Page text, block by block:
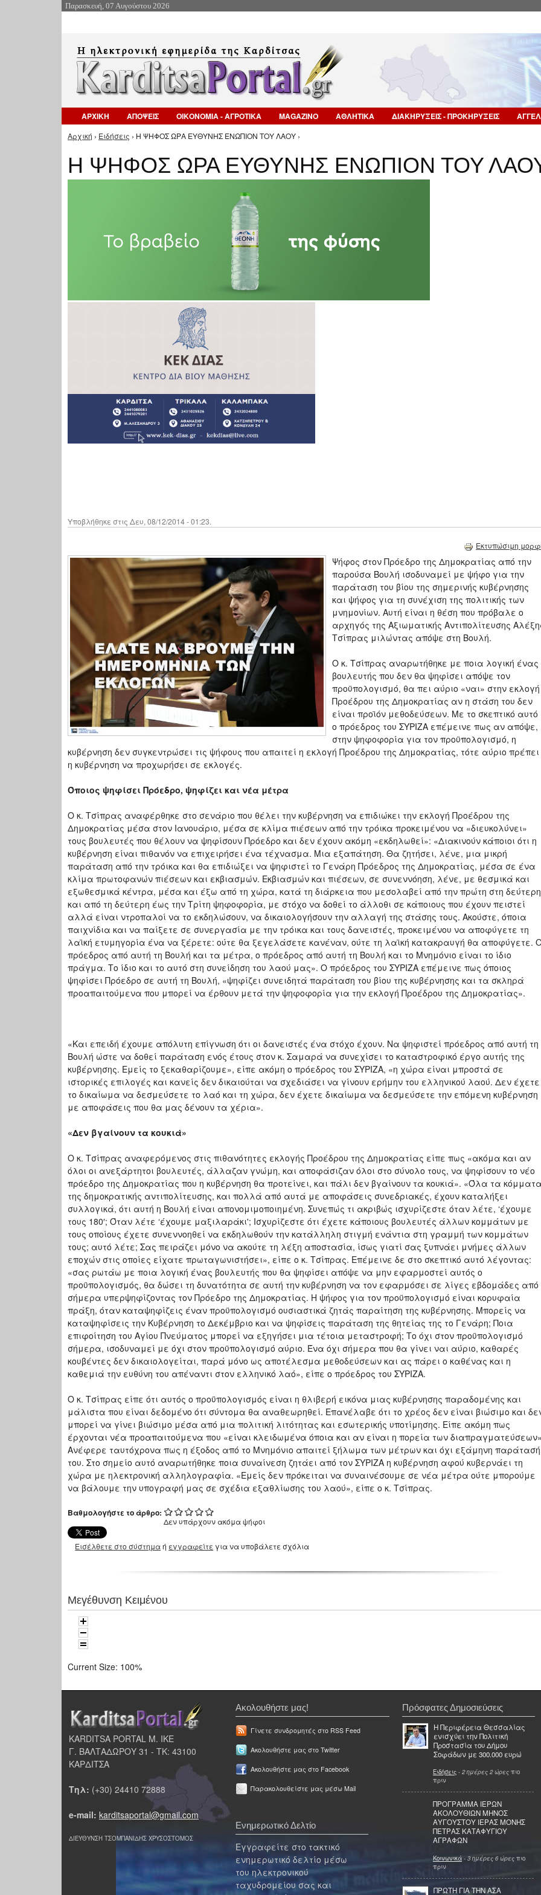
Παρασκευή, 07 Αυγούστου 2026
ΑΡΧΙΚΗ ΑΠΟΨΕΙΣ ΟΙΚΟΝΟΜΙΑ - ΑΓΡΟΤΙΚΑ MAGAZINO ΑΘΛΗΤΙΚΑ ΔΙΑΚΗΡΥΞΕΙΣ - ΠΡΟΚΗΡΥΞΕΙΣ
Είστε εδώ
Αρχική › Ειδήσεις › Η ΨΗΦΟΣ ΩΡΑ ΕΥΘΥΝΗΣ ΕΝΩΠΙΟΝ ΤΟΥ ΛΑΟΥ ›
Η ΨΗΦΟΣ ΩΡΑ ΕΥΘΥΝΗΣ ΕΝΩΠΙΟΝ ΤΟΥ
Υποβλήθηκε στις Δευ, 08/12/2014 - 01:23.
Εκτυπώσιμη
Ψήφος στον Πρόεδρο της Δημοκρατίας από την
παρούσα Βουλή ισοδυναμεί με ψήφο για την
παράταση του βίου της σημερινής κυβέρνησης
και ψήφος για τη συνέχιση της πολιτικής των
μνημονίων. Αυτή είναι η θέση που πρόβαλε ο
αρχηγός της Αξιωματικής Αντιπολίτευσης
Τσίπρας μιλώντας απόψε στη Βουλή.
Ο κ. Τσίπρας αναρωτήθηκε με ποια λογική ένας
βουλευτής που δεν θα ψηφίσει απόψε τον
προϋπολογισμό, θα πει αύριο «ναι» στην εκλογή
Προέδρου της Δημοκρατίας αν η στάση του δεν
είναι προϊόν μεθοδεύσεων. Με το σκεπτικό αυτό
ο πρόεδρος του ΣΥΡΙΖΑ επέμεινε πως αν απόψε,
στην ψηφοφορία για τον προϋπολογισμό, η
κυβέρνηση δεν συγκεντρώσει τις ψήφους που απαιτεί η εκλογή Προέδρου της Δημοκρατίας, τότε αύριο πρέπει
η κυβέρνηση να προχωρήσει σε εκλογές.
Όποιος ψηφίσει Πρόεδρο, ψηφίζει και νέα μέτρα
Ο κ. Τσίπρας αναφέρθηκε στο σενάριο που θέλει την κυβέρνηση να επιδιώκει την εκλογή Προέδρου της
Δημοκρατίας μέσα στον Ιανουάριο, μέσα σε κλίμα πιέσεων από την τρόικα προκειμένου να «διευκολύνει»
τους βουλευτές που θέλουν να ψηφίσουν Πρόεδρο και δεν έχουν ακόμη «εκδηλωθεί»: «Διακινούν κάποιοι ότι η
κυβέρνηση είναι πιθανόν να επιχειρήσει ένα τέχνασμα. Μια εξαπάτηση. Θα ζητήσει, λένε, μια μικρή
παράταση από την τρόικα και θα επιδιώξει να ψηφιστεί το Γενάρη Πρόεδρος της Δημοκρατίας, μέσα σε ένα
κλίμα πρωτοφανών πιέσεων και εκβιασμών. Εκβιασμών και πιέσεων, σε συνεννόηση, λένε, με θεσμικά και
εξωθεσμικά κέντρα, μέσα και έξω από τη χώρα, κατά τη διάρκεια που μεσολαβεί από την πρώτη στη δεύτερη
και από τη δεύτερη έως την Τρίτη ψηφοφορία, με στόχο να δοθεί το άλλοθι σε κάποιους που έχουν πειστεί
αλλά είναι ντροπαλοί να το εκδηλώσουν, να δικαιολογήσουν την αλλαγή της στάσης τους. Ακούστε, όποια
παιχνίδια και να παίξετε σε συνεργασία με την τρόικα και τους δανειστές, προκειμένου να αποφύγετε τη
λαϊκή ετυμηγορία ένα να ξέρετε: ούτε θα ξεγελάσετε κανέναν, ούτε τη λαϊκή κατακραυγή θα αποφύγετε.
πρόεδρος από αυτή τη Βουλή και τα μέτρα, ο πρόεδρος από αυτή τη Βουλή και το Μνημόνιο είναι το ίδιο
πράγμα. Το ίδιο και το αυτό στη συνείδηση του λαού μας». Ο πρόεδρος του ΣΥΡΙΖΑ επέμεινε πως όποιος
ψηφίσει Πρόεδρο σε αυτή τη Βουλή, «ψηφίζει συνειδητά παράταση του βίου της κυβέρνησης και τα σκληρά
προαπαιτούμενα που μπορεί να έρθουν μετά την ψηφοφορία για την εκλογή Προέδρου της Δημοκρατίας».
«Και επειδή έχουμε απόλυτη επίγνωση ότι οι δανειστές ένα στόχο έχουν. Να ψηφιστεί πρόεδρος από αυτή τη
Βουλή ώστε να δοθεί παράταση ενός έτους στον κ. Σαμαρά να συνεχίσει το καταστροφικό έργο αυτής της
κυβέρνησης. Εμείς το ξεκαθαρίζουμε», είπε ακόμη ο πρόεδρος του ΣΥΡΙΖΑ, «η χώρα είναι μπροστά σε
ιστορικές επιλογές και κανείς δεν δικαιούται να σχεδιάσει να γίνουν ερήμην του ελληνικού λαού. Δεν έχετε
το δικαίωμα να δεσμεύσετε το λαό και τη χώρα, δεν έχετε δικαίωμα να δεσμεύσετε την επόμενη κυβέρνηση
με αποφάσεις που θα μας δένουν τα χέρια».
«Δεν βγαίνουν τα κουκιά»
Ο κ. Τσίπρας αναφερόμενος στις πιθανότητες εκλογής Προέδρου της Δημοκρατίας είπε πως «ακόμα και αν
όλοι οι ανεξάρτητοι βουλευτές, άλλαζαν γνώμη, και αποφάσιζαν όλοι στο σύνολο τους, να ψηφίσουν το νέο
πρόεδρο της Δημοκρατίας που η κυβέρνηση θα προτείνει, και πάλι δεν βγαίνουν τα κουκιά». «Όλα τα
της δημοκρατικής αντιπολίτευσης, και πολλά από αυτά με αποφάσεις συνεδριακές, έχουν καταλήξει
συλλογικά, ότι αυτή η Βουλή είναι απονομιμοποιημένη. Συνεπώς τι ακριβώς ισχυρίζεστε όταν λέτε, ‘έχουμε
τους 180′; Όταν λέτε ‘έχουμε μαξιλαράκι'; Ισχυρίζεστε ότι έχετε κάποιους βουλευτές άλλων κομμάτων με
τους οποίους έχετε συνεννοηθεί να εκδηλωθούν την κατάλληλη στιγμή ενάντια στη γραμμή των κομμάτων
τους; αυτό λέτε; Σας πειράζει μόνο να ακούτε τη λέξη αποστασία, ίσως γιατί σας ξυπνάει μνήμες άλλων
εποχών στις οποίες είχατε πρωταγωνιστήσει», είπε ο κ. Τσίπρας. Επέμεινε δε στο σκεπτικό αυτό λέγοντας:
«σας ρωτάω με ποια λογική ένας βουλευτής που θα ψηφίσει απόψε να μην εφαρμοστεί αυτός ο
προϋπολογισμός, θα δώσει τη δυνατότητα σε αυτή την κυβέρνηση να τον εφαρμόσει σε λίγες εβδομάδες από
σήμερα υπερψηφίζοντας τον Πρόεδρο της Δημοκρατίας. Η ψήφος για τον προϋπολογισμό είναι κορυφαία
πράξη, όταν καταψηφίζεις έναν προϋπολογισμό ουσιαστικά ζητάς παραίτηση της κυβέρνησης. Μπορείς να
καταψηφίσεις την Κυβέρνηση το Δεκέμβριο και να ψηφίσεις παράταση της θητείας της το Γενάρη; Ποια
επιφοίτηση του Αγίου Πνεύματος μπορεί να εξηγήσει μια τέτοια μεταστροφή; Το όχι στον προϋπολογισμό
σήμερα, ισοδυναμεί με όχι στον προϋπολογισμό αύριο. Ένα όχι σήμερα που θα γίνει ναι αύριο, καθαρές
κουβέντες δεν δικαιολογείται, παρά μόνο ως αποτέλεσμα μεθοδεύσεων και ας πάρει ο καθένας και η
καθεμιά την ευθύνη του απέναντι στον ελληνικό λαό», είπε ο πρόεδρος του ΣΥΡΙΖΑ.
Ο κ. Τσίπρας είπε ότι αυτός ο προϋπολογισμός είναι η θλιβερή εικόνα μιας κυβέρνησης παραδομένης και
μάλιστα που είναι δεδομένο ότι σύντομα θα αναθεωρηθεί. Επανέλαβε ότι το χρέος δεν είναι βιώσιμο και
μπορεί να γίνει βιώσιμο μέσα από μια πολιτική λιτότητας και εσωτερικής υποτίμησης. Είπε ακόμη πως
έρχονται νέα προαπαιτούμενα που «είναι κλειδωμένα όποια και αν είναι η πορεία των
Ανέφερε ταυτόχρονα πως η έξοδος από το Μνημόνιο απαιτεί ξήλωμα των μέτρων και όχι εξάμηνη παράτασή
του. Στο σημείο αυτό αναρωτήθηκε ποια συναίνεση ζητάει από τον ΣΥΡΙΖΑ η κυβέρνηση αφού κυβερνάει τη
χώρα με ηλεκτρονική αλληλογραφία. «Εμείς δεν πρόκειται να συναινέσουμε σε νέα μέτρα ούτε μπορούμε
να βάλουμε την υπογραφή μας σε σχέδια εξαθλίωσης του λαού», είπε ο κ. Τσίπρας.
Βαθμολογήστε το άρθρο:
Δεν υπάρχουν ακόμα ψήφοι
Εισέλθετε στο σύστημαή εγγραφείτε για να υποβάλετε σχόλια
Μεγέθυνση Κειμένου
Current Size: 100%
KARDITSA PORTAL Μ. ΙΚΕ
Γ. ΒΑΛΤΑΔΩΡΟΥ 31 - ΤΚ: 43100
ΚΑΡΔΙΤΣΑ
Τηλ: (+30) 24410 72888
e-mail: karditsaportal@gmail.com
ΔΙΕΥΘΥΝΣΗ ΤΣΟΜΠΑΝΙΔΗΣ ΧΡΥΣΟΣΤΟΜΟΣ
Ακολουθήστε μας!
Γίνετε συνδρομητές στο RSS Feed
Ακολουθήστε μας στο Twitter
Ακολουθήστε μας στο Facebook
Παρακολουθείστε μας μέσω Mail
Ενημερωτικό Δελτίο
Εγγραφείτε στο τακτικό
ενημερωτικό δελτίο μέσω
του ηλεκτρονικού
ταχυδρομείου σας και
Πρόσφατες Δημοσιεύσεις
Η Περιφέρεια Θεσσαλίας
ενισχύει την Πολιτική
Προστασία του Δήμου
Σοφάδων με 300.000 ευρώ
Ειδήσεις - 2 ημέρες 2 ώρες πιο
πριν
ΠΡΟΓΡΑΜΜΑ ΙΕΡΩΝ
ΑΚΟΛΟΥΘΙΩΝ ΜΗΝΟΣ
ΑΥΓΟΥΣΤΟΥ ΙΕΡΑΣ ΜΟΝΗΣ
ΠΕΤΡΑΣ ΚΑΤΑΦΥΓΙΟΥ
ΑΓΡΑΦΩΝ
Κοινωνικά - 3 ημέρες 6 ώρες πιο
πριν
ΠΡΩΤΗ ΓΙΑ ΤΗΝ ΑΣΑ